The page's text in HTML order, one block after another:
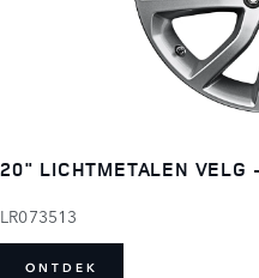
20" LICHTMETALEN VELG
LR073513
ONTDEK